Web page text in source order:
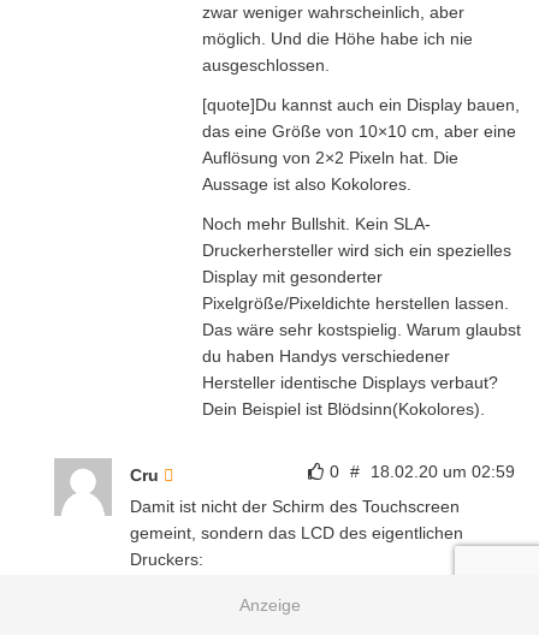
zwar weniger wahrscheinlich, aber
möglich. Und die Höhe habe ich nie
ausgeschlossen.
[quote]Du kannst auch ein Display bauen,
das eine Größe von 10×10 cm, aber eine
Auflösung von 2×2 Pixeln hat. Die
Aussage ist also Kokolores.
Noch mehr Bullshit. Kein SLA-
Druckerhersteller wird sich ein spezielles
Display mit gesonderter
Pixelgröße/Pixeldichte herstellen lassen.
Das wäre sehr kostspielig. Warum glaubst
du haben Handys verschiedener
Hersteller identische Displays verbaut?
Dein Beispiel ist Blödsinn(Kokolores).
0 # 18.02.20 um 02:59
Cru
Damit ist nicht der Schirm des Touchscreen
gemeint, sondern das LCD des eigentlichen
Druckers:
SLA-Drucker drucken in Schichten aus Resin,